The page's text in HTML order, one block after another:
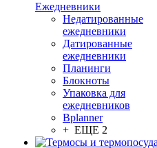
Ежедневники
Недатированные
ежедневники
Датированные
ежедневники
Планинги
Блокноты
Упаковка для
ежедневников
Bplanner
+ ЕЩЕ 2